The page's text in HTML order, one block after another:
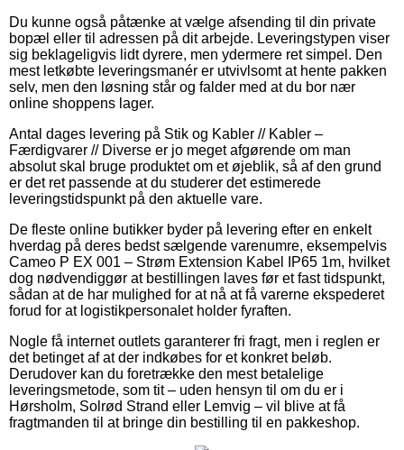
Du kunne også påtænke at vælge afsending til din private
bopæl eller til adressen på dit arbejde. Leveringstypen viser
sig beklageligvis lidt dyrere, men ydermere ret simpel. Den
mest letkøbte leveringsmanér er utvivlsomt at hente pakken
selv, men den løsning står og falder med at du bor nær
online shoppens lager.
Antal dages levering på Stik og Kabler // Kabler –
Færdigvarer // Diverse er jo meget afgørende om man
absolut skal bruge produktet om et øjeblik, så af den grund
er det ret passende at du studerer det estimerede
leveringstidspunkt på den aktuelle vare.
De fleste online butikker byder på levering efter en enkelt
hverdag på deres bedst sælgende varenumre, eksempelvis
Cameo P EX 001 – Strøm Extension Kabel IP65 1m, hvilket
dog nødvendiggør at bestillingen laves før et fast tidspunkt,
sådan at de har mulighed for at nå at få varerne ekspederet
forud for at logistikpersonalet holder fyraften.
Nogle få internet outlets garanterer fri fragt, men i reglen er
det betinget af at der indkøbes for et konkret beløb.
Derudover kan du foretrække den mest betalelige
leveringsmetode, som tit – uden hensyn til om du er i
Hørsholm, Solrød Strand eller Lemvig – vil blive at få
fragtmanden til at bringe din bestilling til en pakkeshop.